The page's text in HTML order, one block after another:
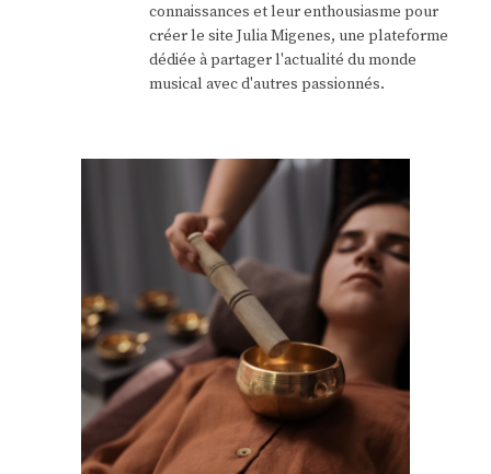
connaissances et leur enthousiasme pour
créer le site Julia Migenes, une plateforme
dédiée à partager l'actualité du monde
musical avec d'autres passionnés.